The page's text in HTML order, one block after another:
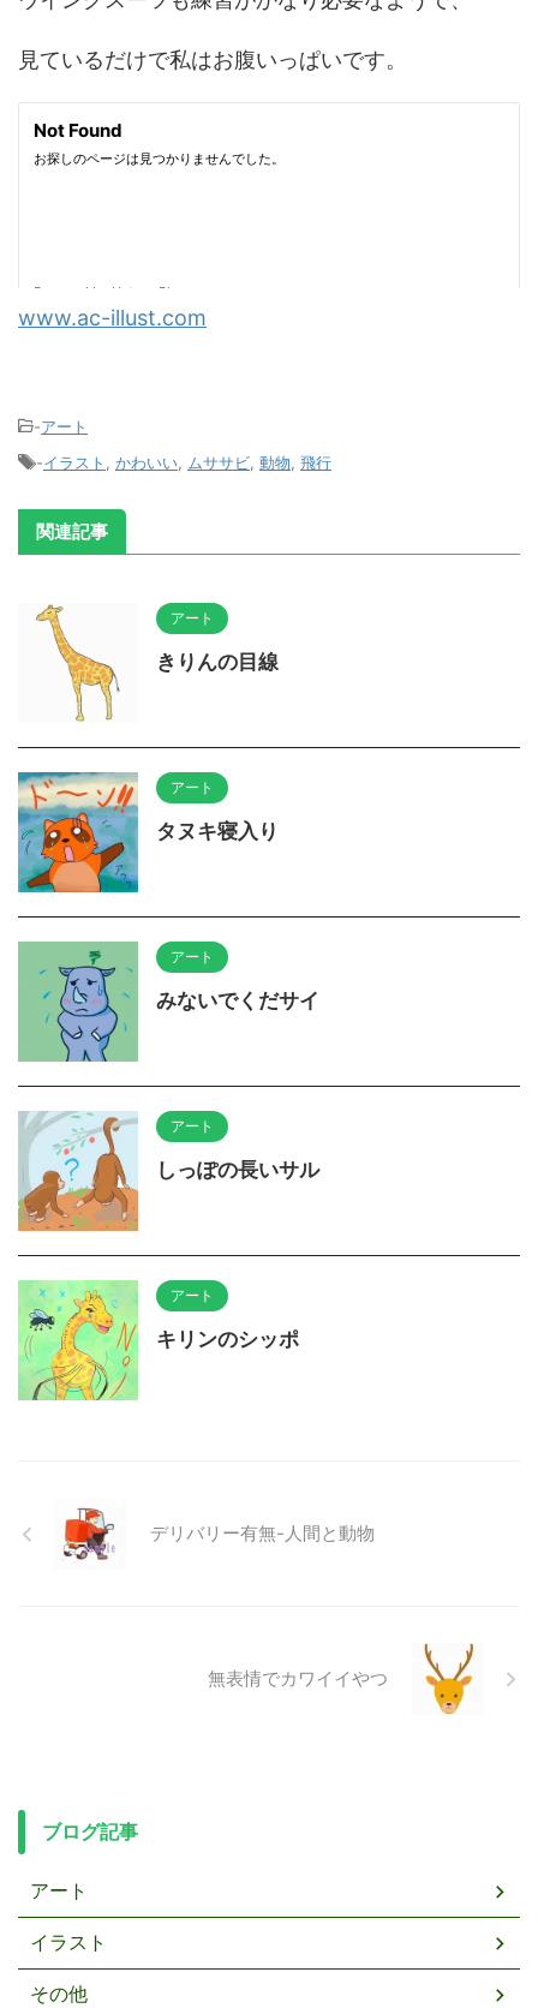
見ているだけで私はお腹いっぱいです。
www.ac-illust.com
-アート
-イラスト かわいい ムササビ 動物 飛行
関連記事
アート
きりんの目線
アート
タヌキ寝入り
アート
みないでくだサイ
アート
しっぽの長いサル
アート
キリンのシッポ
デリバリー有無-人間と動物
無表情でカワイイやつ
ブログ記事
アート
イラスト
その他